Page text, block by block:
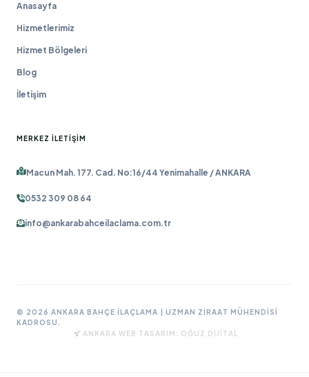
Anasayfa
Hizmetlerimiz
Hizmet Bölgeleri
Blog
İletişim
MERKEZ İLETIŞIM
Macun Mah. 177. Cad. No:16/44 Yenimahalle / ANKARA
0532 309 08 64
info@ankarabahceilaclama.com.tr
© 2026 ANKARA BAHÇE İLAÇLAMA | UZMAN ZIRAAT MÜHENDISI
KADROSU.
ANKARA WEB TASARIM: OĞUZ DIJITAL